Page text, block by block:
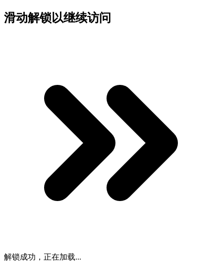
滑动解锁以继续访问
解锁成功，正在加载...